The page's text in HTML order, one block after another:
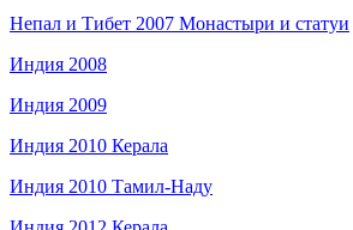
Непал и Тибет 2007 Монастыри и статуи
Индия 2008
Индия 2009
Индия 2010 Керала
Индия 2010 Тамил-Наду